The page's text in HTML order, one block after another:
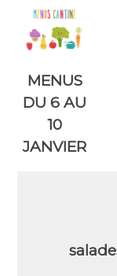
MENUS
DU 6 AU
10
JANVIER